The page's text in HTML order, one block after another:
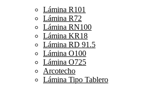
Lámina R101
Lámina R72
Lámina RN100
Lámina KR18
Lámina RD 91.5
Lámina O100
Lámina O725
Arcotecho
Lámina Tipo Tablero